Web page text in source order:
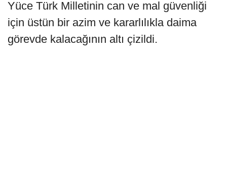
Yüce Türk Milletinin can ve mal güvenliği
için üstün bir azim ve kararlılıkla daima
görevde kalacağının altı çizildi.